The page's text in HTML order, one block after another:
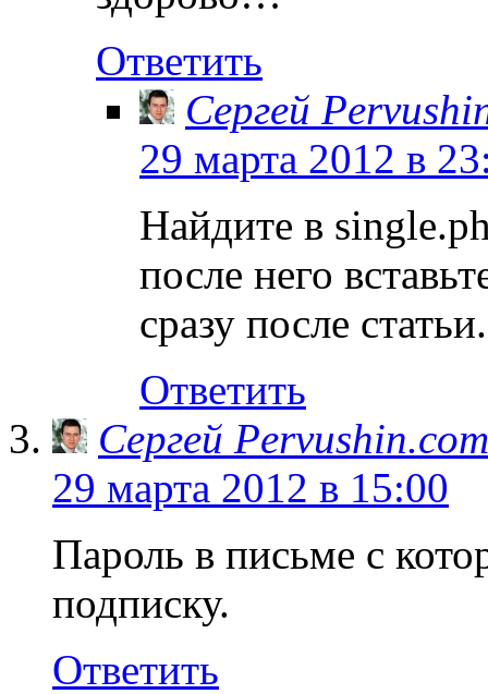
Ответить
Сергей
29 марта 2012 в
Найдите в
после него
сразу после статьи.
Ответить
Сергей Pervushin.com
29 марта 2012 в 15:00
Пароль в письме с
подписку.
Ответить